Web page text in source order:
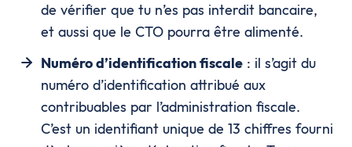
de vérifier que tu n’es pas interdit bancaire,
et aussi que le CTO pourra être alimenté.
Numéro d’identification fiscale : il s’agit du
numéro d’identification attribué aux
contribuables par l’administration fiscale.
C’est un identifiant unique de 13 chiffres fourni